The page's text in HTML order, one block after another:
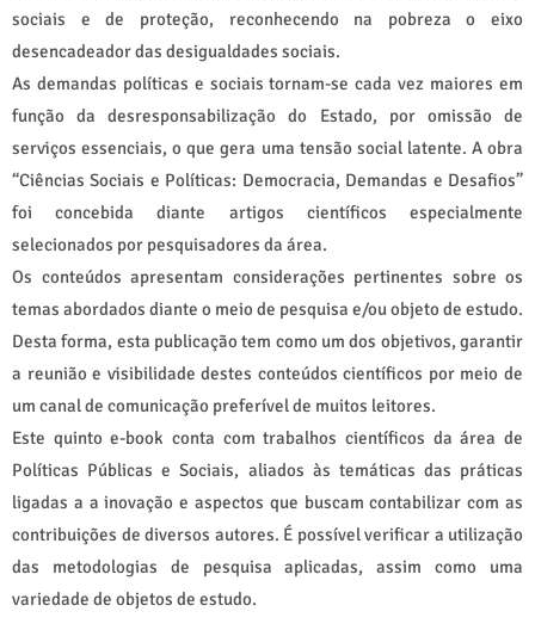
sociais e de proteção, reconhecendo na pobreza o eixo
desencadeador das desigualdades sociais.
As demandas políticas e sociais tornam-se cada vez maiores em
função da desresponsabilização do Estado, por omissão de
serviços essenciais, o que gera uma tensão social latente. A obra
“Ciências Sociais e Políticas: Democracia, Demandas e Desafios”
foi concebida diante artigos científicos especialmente
selecionados por pesquisadores da área.
Os conteúdos apresentam considerações pertinentes sobre os
temas abordados diante o meio de pesquisa e/ou objeto de estudo.
Desta forma, esta publicação tem como um dos objetivos, garantir
a reunião e visibilidade destes conteúdos científicos por meio de
um canal de comunicação preferível de muitos leitores.
Este quinto e-book conta com trabalhos científicos da área de
Políticas Públicas e Sociais, aliados às temáticas das práticas
ligadas a a inovação e aspectos que buscam contabilizar com as
contribuições de diversos autores. É possível verificar a utilização
das metodologias de pesquisa aplicadas, assim como uma
variedade de objetos de estudo.